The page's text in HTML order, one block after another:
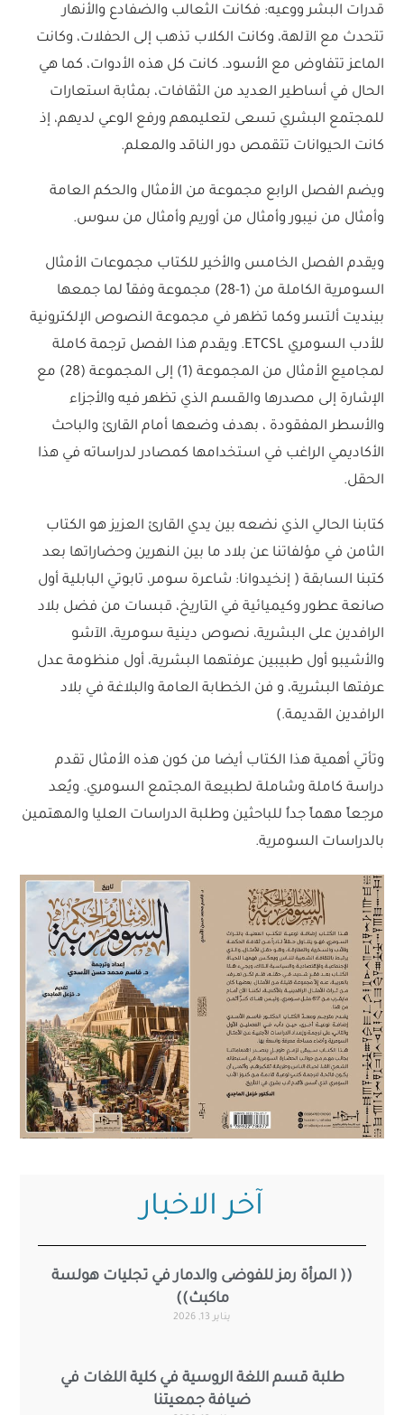
قدرات البشر ووعيه: فكانت الثعالب والضفادع والأنهار
تتحدث مع الآلهة، وكانت الكلاب تذهب إلى الحفلات، وكانت
الماعز تتفاوض مع الأسود. كانت كل هذه الأدوات، كما هي
الحال في أساطير العديد من الثقافات، بمثابة استعارات
للمجتمع البشري تسعى لتعليمهم ورفع الوعي لديهم، إذ
كانت الحيوانات تتقمص دور الناقد والمعلم.
ويضم الفصل الرابع مجموعة من الأمثال والحكم العامة
وأمثال من نيبور وأمثال من أوريم وأمثال من سوس.
ويقدم الفصل الخامس والأخير للكتاب مجموعات الأمثال
السومرية الكاملة من (1-28) مجموعة وفقاً لما جمعها
بينديت ألتسر وكما تظهر في مجموعة النصوص الإلكترونية
للأدب السومري ETCSL. ويقدم هذا الفصل ترجمة كاملة
لمجاميع الأمثال من المجموعة (1) إلى المجموعة (28) مع
الإشارة إلى مصدرها والقسم الذي تظهر فيه والأجزاء
والأسطر المفقودة ، بهدف وضعها أمام القارئ والباحث
الأكاديمي الراغب في استخدامها كمصادر لدراساته في هذا
الحقل.
كتابنا الحالي الذي نضعه بين يدي القارئ العزيز هو الكتاب
الثامن في مؤلفاتنا عن بلاد ما بين النهرين وحضاراتها بعد
كتبنا السابقة ( إنخيدوانا: شاعرة سومر، تابوتي البابلية أول
صانعة عطور وكيميائية في التاريخ، قبسات من فضل بلاد
الرافدين على البشرية، نصوص دينية سومرية، الآشو
والأشيبو أول طبيبين عرفتهما البشرية، أول منظومة عدل
عرفتها البشرية، و فن الخطابة العامة والبلاغة في بلاد
الرافدين القديمة.)
وتأتي أهمية هذا الكتاب أيضا من كون هذه الأمثال تقدم
دراسة كاملة وشاملة لطبيعة المجتمع السومري. ويُعد
مرجعاً مهماً جداُ للباحثين وطلبة الدراسات العليا والمهتمين
بالدراسات السومرية.
آخر الاخبار
(( المرأة رمز للفوضى والدمار في تجليات هولسة
ماكبث))
يناير 13, 2026
طلبة قسم اللغة الروسية في كلية اللغات في
ضيافة جمعيتنا